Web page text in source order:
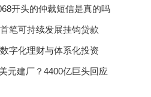
开头的仲裁短信是真的吗
笔可持续发展挂钩贷款
字化理财与体系化投资
元建厂？4400亿巨头回应